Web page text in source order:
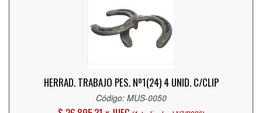
HERRAD. TRABAJO PES. Nº1(24) 4 UNID. C/CLIP
Código: MUS-0050